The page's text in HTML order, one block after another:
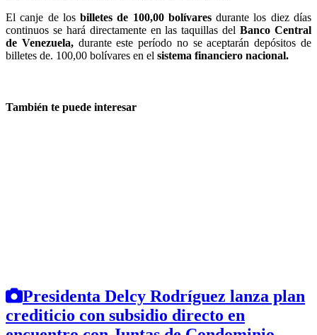
El canje de losbilletes de 100,00 bolívaresdurante los diez días
continuos se hará directamente en las taquillas delBanco Central
de Venezuela,durante este período no se aceptarán depósitos de
billetes de. 100,00 bolívares en el sistema financiero nacional.
También te puede interesar
Presidenta Delcy Rodríguez lanza plan
crediticio con subsidio directo en